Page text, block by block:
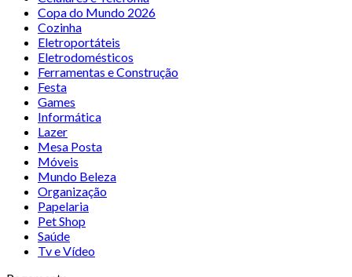
Copa do Mundo 2026
Cozinha
Eletroportáteis
Eletrodomésticos
Ferramentas e Construção
Festa
Games
Informática
Lazer
Mesa Posta
Móveis
Mundo Beleza
Organização
Papelaria
Pet Shop
Saúde
Tv e Vídeo